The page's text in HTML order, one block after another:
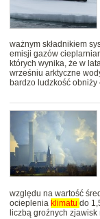
ważnym składnikiem
emisji gazów
których wynika, że w
wrześniu arktyczne
bardzo ludzkość
względu na wartość
ocieplenia klimatu do
liczbą groźnych